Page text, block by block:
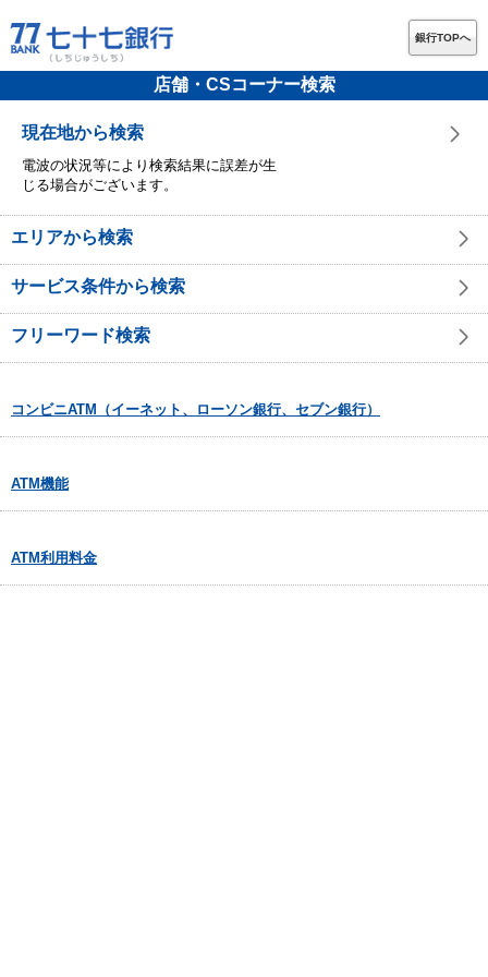
銀行TOPへ
店舗・CSコーナー検索
現在地から検索
電波の状況等により検索結果に誤差が生
じる場合がございます。
エリアから検索
サービス条件から検索
フリーワード検索
コンビニATM（イーネット、ローソン銀行、セブン銀行）
ATM機能
ATM利用料金